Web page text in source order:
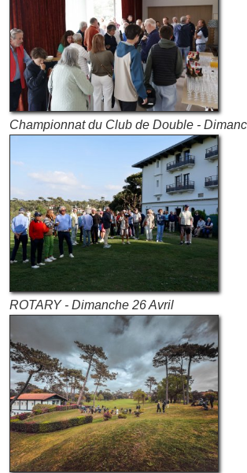
Championnat du Club de Double -
ROTARY - Dimanche 26 Avril